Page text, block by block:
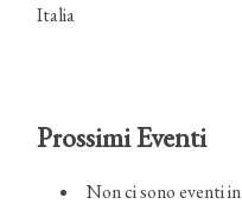
Italia
Prossimi Eventi
Non ci sono eventi